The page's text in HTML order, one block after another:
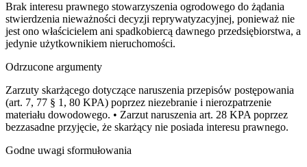
Brak interesu prawnego stowarzyszenia ogrodowego do żądania
stwierdzenia nieważności decyzji reprywatyzacyjnej, ponieważ nie
jest ono właścicielem ani spadkobiercą dawnego przedsiębiorstwa, a
jedynie użytkownikiem nieruchomości.
Odrzucone argumenty
Zarzuty skarżącego dotyczące naruszenia przepisów postępowania
(art. 7, 77 § 1, 80 KPA) poprzez niezebranie i nierozpatrzenie
materiału dowodowego. • Zarzut naruszenia art. 28 KPA poprzez
bezzasadne przyjęcie, że skarżący nie posiada interesu prawnego.
Godne uwagi sformułowania